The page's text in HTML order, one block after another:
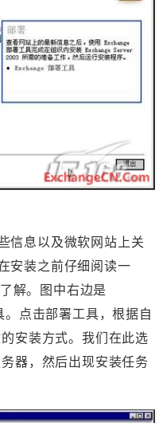
信息以及微软网站上关
安装之前仔细阅读一
解。图中右边是
点击部署工具，根据自
安装方式。我们在此选
器，然后出现安装任务